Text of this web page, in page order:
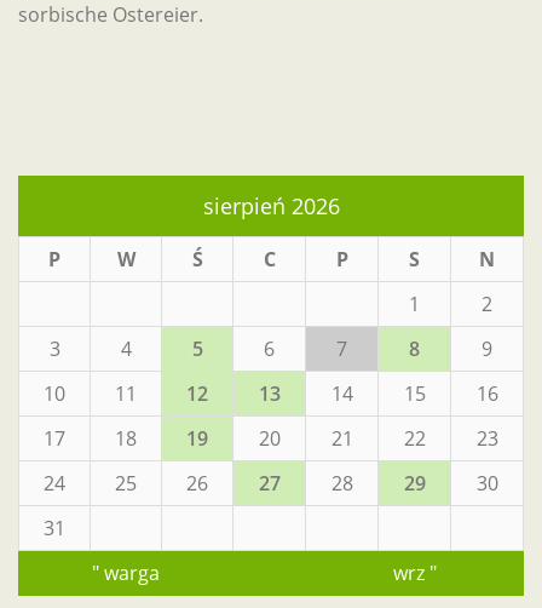
sorbische Ostereier.
sierpień 2026
P W Ś C P S
N
1
2
3
4 5 6 7 8
9
10
11 12 13 14 15
16
17
18 19 20 21 22
23
24
25 26 27 28 29
30
31
" warga
wrz "